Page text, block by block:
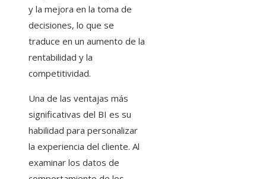
y la mejora en la toma de
decisiones, lo que se
traduce en un aumento de la
rentabilidad y la
competitividad.
Una de las ventajas más
significativas del BI es su
habilidad para personalizar
la experiencia del cliente. Al
examinar los datos de